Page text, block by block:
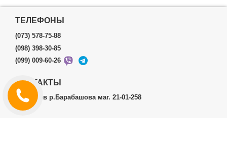
ТЕЛЕФОНЫ
(073) 578-75-88
(098) 398-30-85
(099) 009-60-26
КОНТАКТЫ
г.Харьков р.Барабашова маг. 21-01-258